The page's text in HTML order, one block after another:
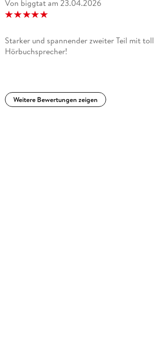
eins beginnen. Es sind in sich
Geschichte der Protagonisten beginnen ab
Von biggtat am 23.04.2026
Starker und spannender zweiter Teil mit
Hörbuchsprecher!
Weitere Bewertungen zeigen